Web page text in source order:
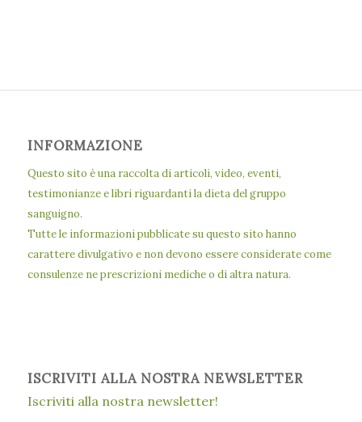
INFORMAZIONE
Questo sito è una raccolta di articoli, video, eventi,
testimonianze e libri riguardanti la dieta del gruppo
sanguigno.
Tutte le informazioni pubblicate su questo sito hanno
carattere divulgativo e non devono essere considerate come
consulenze ne prescrizioni mediche o di altra natura.
ISCRIVITI ALLA NOSTRA NEWSLETTER
Iscriviti alla nostra newsletter!